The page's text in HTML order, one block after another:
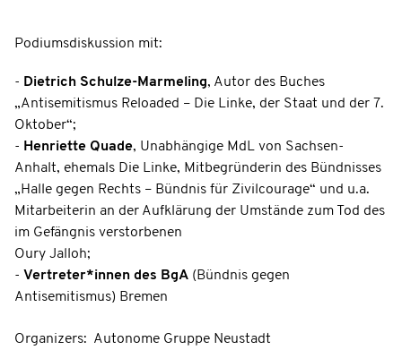
Podiumsdiskussion mit:
- Dietrich Schulze-Marmeling, Autor des Buches
„Antisemitismus Reloaded – Die Linke, der Staat und der 7.
Oktober“;
- Henriette Quade, Unabhängige MdL von Sachsen-
Anhalt, ehemals Die Linke, Mitbegründerin des Bündnisses
„Halle gegen Rechts – Bündnis für Zivilcourage“ und u.a.
Mitarbeiterin an der Aufklärung der Umstände zum Tod des
im Gefängnis verstorbenen
Oury Jalloh;
- Vertreter*innen des BgA (Bündnis gegen
Antisemitismus) Bremen
Organizers: Autonome Gruppe Neustadt